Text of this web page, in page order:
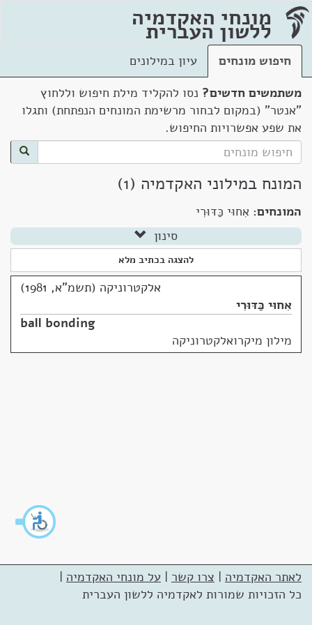
מונחי האקדמיה
ללשון העברית
חיפוש מונחים
עיון במילונים
משתמשים חדשים? נסו להקליד מילת חיפוש וללחוץ
"אנטר" (במקום לבחור מרשימת המונחים הנפתחת) ותגלו
את שפע אפשרויות החיפוש.
המונח במילוני האקדמיה (1)
המונחים: אִחוּי כַּדּוּרִי
סינון
להצגה בכתיב מלא
אלקטרוניקה (תשמ"א, 1981)
אִחוּי כַּדּוּרִי
ball bonding
מילון מיקרואלקטרוניקה
לאתר האקדמיה | צרו קשר | על מונחי האקדמיה |
כל הזכויות שמורות לאקדמיה ללשון העברית